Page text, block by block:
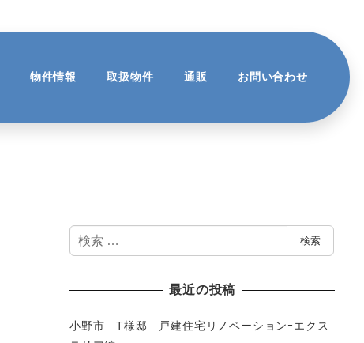
物件情報 取扱物件 通販 お問い合わせ
検
索
検索
最近の投稿
小野市 T様邸 戸建住宅リノベーションｰエクス